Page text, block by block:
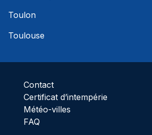
Toulon
Toulouse
Contact
Certificat d’intempérie
Météo-villes
FAQ